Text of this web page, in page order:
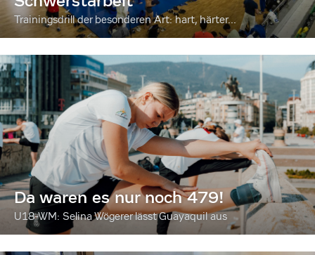
Trainingsdrill der besonderen Art: hart, härter...
Da waren es nur noch 479!
U18-WM: Selina Wögerer lässt Guayaquil aus